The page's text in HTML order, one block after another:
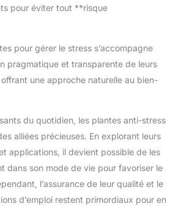
pour éviter tout **risque
pour gérer le stress s’accompagne
pragmatique et transparente de leurs
une approche naturelle au bien-
du quotidien, les plantes anti-stress
alliées précieuses. En explorant leurs
applications, il devient possible de les
dans son mode de vie pour favoriser le
l’assurance de leur qualité et le
d’emploi restent primordiaux pour en